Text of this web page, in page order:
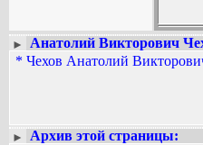
...
► Анатолий Викторович
* Чехов Анатолий
►
Архив этой страницы: